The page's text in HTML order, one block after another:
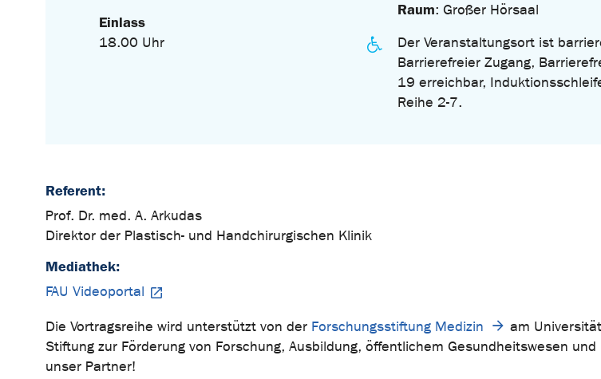
Einlass
18.00 Uhr
Raum: Großer Hörsaal
Der Veranstaltungsort ist
Barrierefreier Zugang,
19 erreichbar,
Reihe 2-7.
Referent:
Prof. Dr. med. A. Arkudas
Direktor der Plastisch- und Handchirurgischen Klinik
Mediathek:
FAU Videoportal
Die Vortragsreihe wird unterstützt von der Forschungsstiftung Medizin
am
Stiftung zur Förderung von Forschung, Ausbildung, öffentlichem Gesundheitswesen
unser Partner!